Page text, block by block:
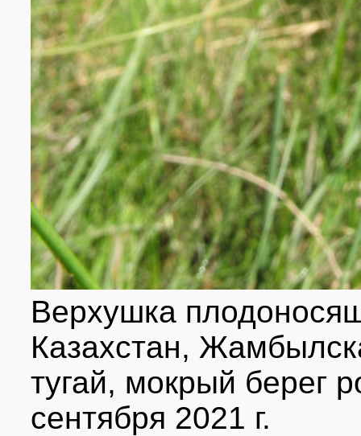
Верхушка
Казахстан,
тугай, мокрый берег
сентября 2021 г.